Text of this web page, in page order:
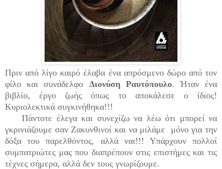
Πριν από λίγο καιρό έλαβα ένα απρόσμενο δώρο από τον
φίλο και συνάδελφο Διονύση Ραυτόπουλο. Ήταν ένα
βιβλίο, έργο ζωής όπως το αποκάλεσε ο ίδιος!
Κυριολεκτικά συγκινήθηκα!!!
Πάντοτε έλεγα και συνεχίζω να λέω ότι μπορεί να
γκρινιάζουμε σαν Ζακυνθινοί και να μιλάμε μόνο για την
δόξα του παρελθόντος, αλλά ναι!!! Υπάρχουν πολλοί
συμπατριώτες μας που διαπρέπουν στις επιστήμες και τις
τέχνες σήμερα, αλλά δεν τους γνωρίζουμε.